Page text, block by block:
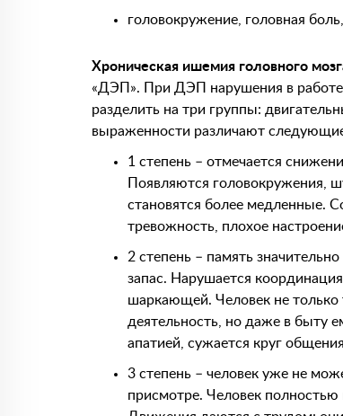
головокружение, головная
Хроническая ишемия головного
«ДЭП». При ДЭП нарушения в работе
разделить на три группы:
выраженности различают
1 степень – отмечается
Появляются головокружения,
становятся более медленные.
тревожность, плохое
2 степень – память
запас. Нарушается
шаркающей. Человек не только
деятельность, но даже в быту
апатией, сужается круг
3 степень – человек уже не
присмотре. Человек полностью